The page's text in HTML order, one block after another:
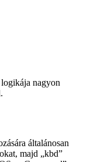
properites